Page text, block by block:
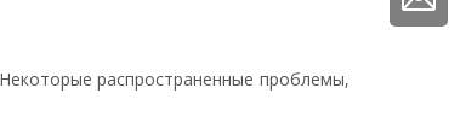
распространенные проблемы,